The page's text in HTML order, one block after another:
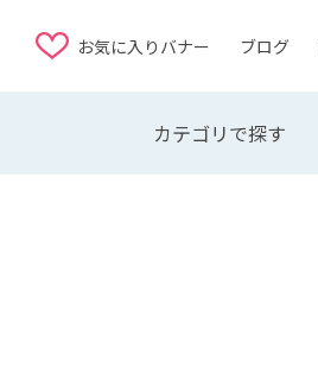
お気に入りバナー ブログ
カテゴリで探す